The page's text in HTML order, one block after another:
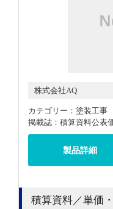
株式会社AQ
カテゴリー：塗装工事
掲載誌：積算資料公表
製品詳細
積算資料／単価